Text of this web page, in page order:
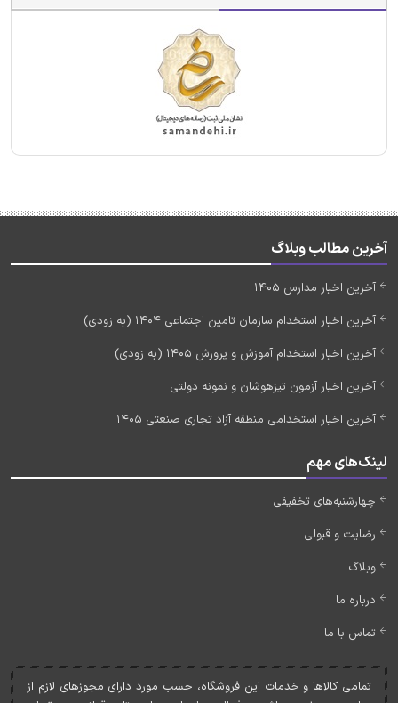
آخرین مطالب وبلاگ
آخرین اخبار مدارس 1405
آخرین اخبار استخدام سازمان تامین اجتماعی 1404 (به زودی)
آخرین اخبار استخدام آموزش و پرورش 1405 (به زودی)
آخرین اخبار آزمون تیزهوشان و نمونه دولتی
آخرین اخبار استخدامی منطقه آزاد تجاری صنعتی 1405
لینک‌های مهم
چهارشنبه‌های تخفیفی
رضایت و قبولی
وبلاگ
درباره ما
تماس با ما
تمامی کالاها و خدمات اين فروشگاه، حسب مورد دارای مجوزهای لازم از